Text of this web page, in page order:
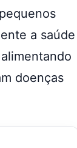
a saúde
doenças